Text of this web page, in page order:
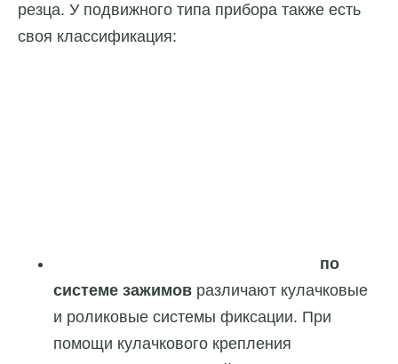
резца. У подвижного типа прибора также есть
своя классификация:
по
системе зажимов различают кулачковые
и роликовые системы фиксации. При
помощи кулачкового крепления